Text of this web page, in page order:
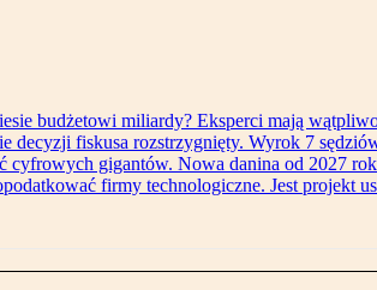
budżetowi miliardy? Eksperci mają
decyzji fiskusa rozstrzygnięty. Wyrok 7
cyfrowych gigantów. Nowa danina od 2027
firmy technologiczne. Jest projekt